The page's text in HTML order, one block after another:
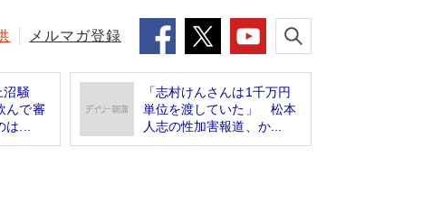
メルマガ登録
沼騒
んで審
...
「志村けんさんは1千万円
単位を渡していた」 松本
人志の性加害報道、か...